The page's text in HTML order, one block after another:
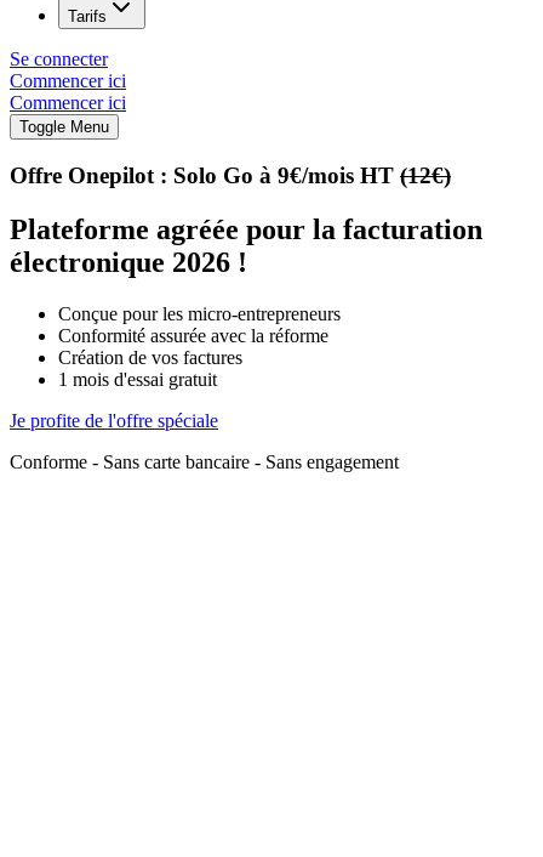
Tarifs
Se connecter
Commencer ici
Commencer ici
Toggle Menu
Offre Onepilot : Solo Go à 9€/mois HT (12€)
Plateforme agréée pour la facturation
électronique 2026 !
Conçue pour les micro-entrepreneurs
Conformité assurée avec la réforme
Création de vos factures
1 mois d'essai gratuit
Je profite de l'offre spéciale
Conforme - Sans carte bancaire - Sans engagement